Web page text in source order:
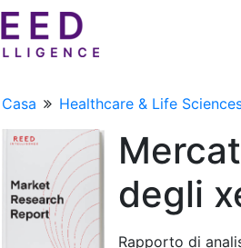
Casa Healthcare & Life
degli
Rapporto di